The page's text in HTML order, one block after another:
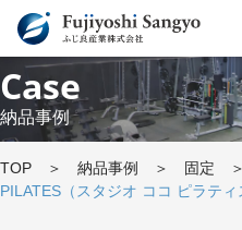
Case
納品事例
TOP ＞ 納品事例 ＞ 固定
PILATES（スタジオ ココ ピラテ